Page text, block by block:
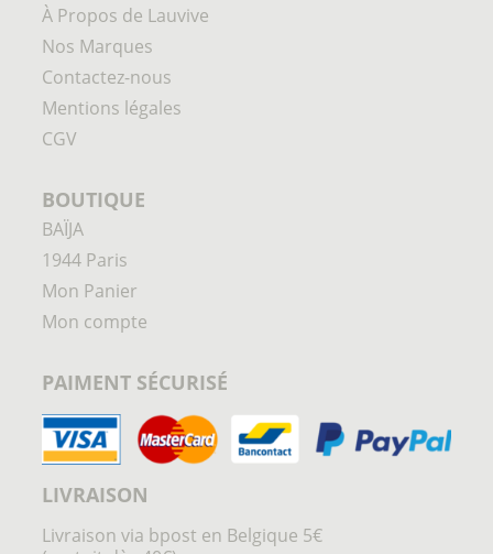
À Propos de Lauvive
Nos Marques
Contactez-nous
Mentions légales
CGV
BOUTIQUE
BAÏJA
1944 Paris
Mon Panier
Mon compte
PAIMENT SÉCURISÉ
LIVRAISON
Livraison via bpost en Belgique 5€